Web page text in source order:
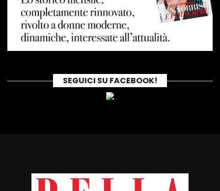
SEGUICI SU FACEBOOK!